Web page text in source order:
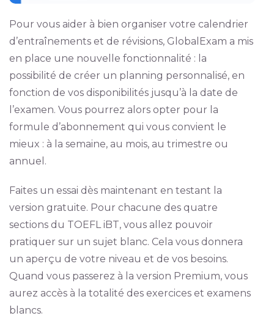
Pour vous aider à bien organiser votre calendrier
d’entraînements et de révisions, GlobalExam a mis
en place une nouvelle fonctionnalité : la
possibilité de créer un planning personnalisé, en
fonction de vos disponibilités jusqu’à la date de
l’examen. Vous pourrez alors opter pour la
formule d’abonnement qui vous convient le
mieux : à la semaine, au mois, au trimestre ou
annuel.
Faites un essai dès maintenant en testant la
version gratuite. Pour chacune des quatre
sections du TOEFL iBT, vous allez pouvoir
pratiquer sur un sujet blanc. Cela vous donnera
un aperçu de votre niveau et de vos besoins.
Quand vous passerez à la version Premium, vous
aurez accès à la totalité des exercices et examens
blancs.